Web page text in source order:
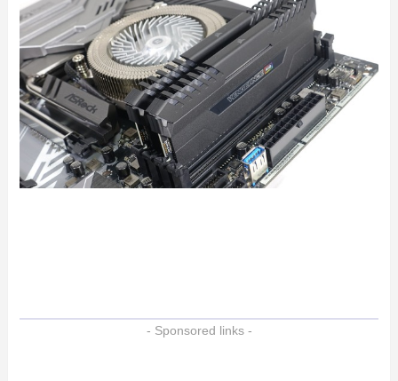
- Sponsored links -